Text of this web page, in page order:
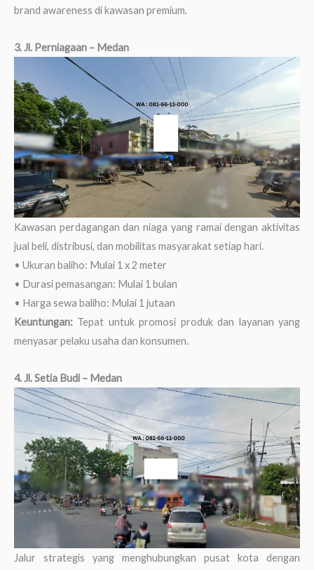
brand awareness di kawasan premium.
3. Jl. Perniagaan – Medan
Kawasan perdagangan dan niaga yang ramai dengan aktivitas
jual beli, distribusi, dan mobilitas masyarakat setiap hari.
• Ukuran baliho: Mulai 1 x 2 meter
• Durasi pemasangan: Mulai 1 bulan
• Harga sewa baliho: Mulai 1 jutaan
Keuntungan: Tepat untuk promosi produk dan layanan yang
menyasar pelaku usaha dan konsumen.
4. Jl. Setia Budi – Medan
Jalur strategis yang menghubungkan pusat kota dengan